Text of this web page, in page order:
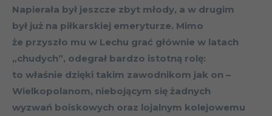
Napierała był jeszcze zbyt młody, a w drugim
był już na piłkarskiej emeryturze. Mimo
że przyszło mu w Lechu grać głównie w latach
„chudych”, odegrał bardzo istotną rolę:
to właśnie dzięki takim zawodnikom jak on –
Wielkopolanom, niebojącym się żadnych
wyzwań boiskowych oraz lojalnym kolejowemu